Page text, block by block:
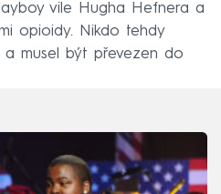
vile Hugha Hefnera a
opioidy. Nikdo tehdy
a musel být převezen do